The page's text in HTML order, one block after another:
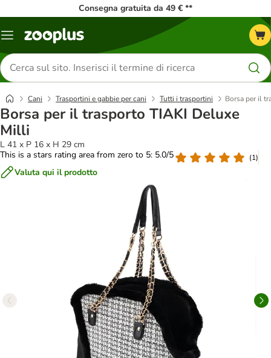
Consegna gratuita da 49 € **
Overview
Cerca
prodotti
Cani Trasportini e gabbie per cani Tutti i trasportini Borsa per il
Borsa per il trasporto TIAKI Deluxe
Milli
L 41 x P 16 x H 29 cm
This is a stars rating area from zero to 5: 5.0/5
(1)
Valuta qui il prodotto